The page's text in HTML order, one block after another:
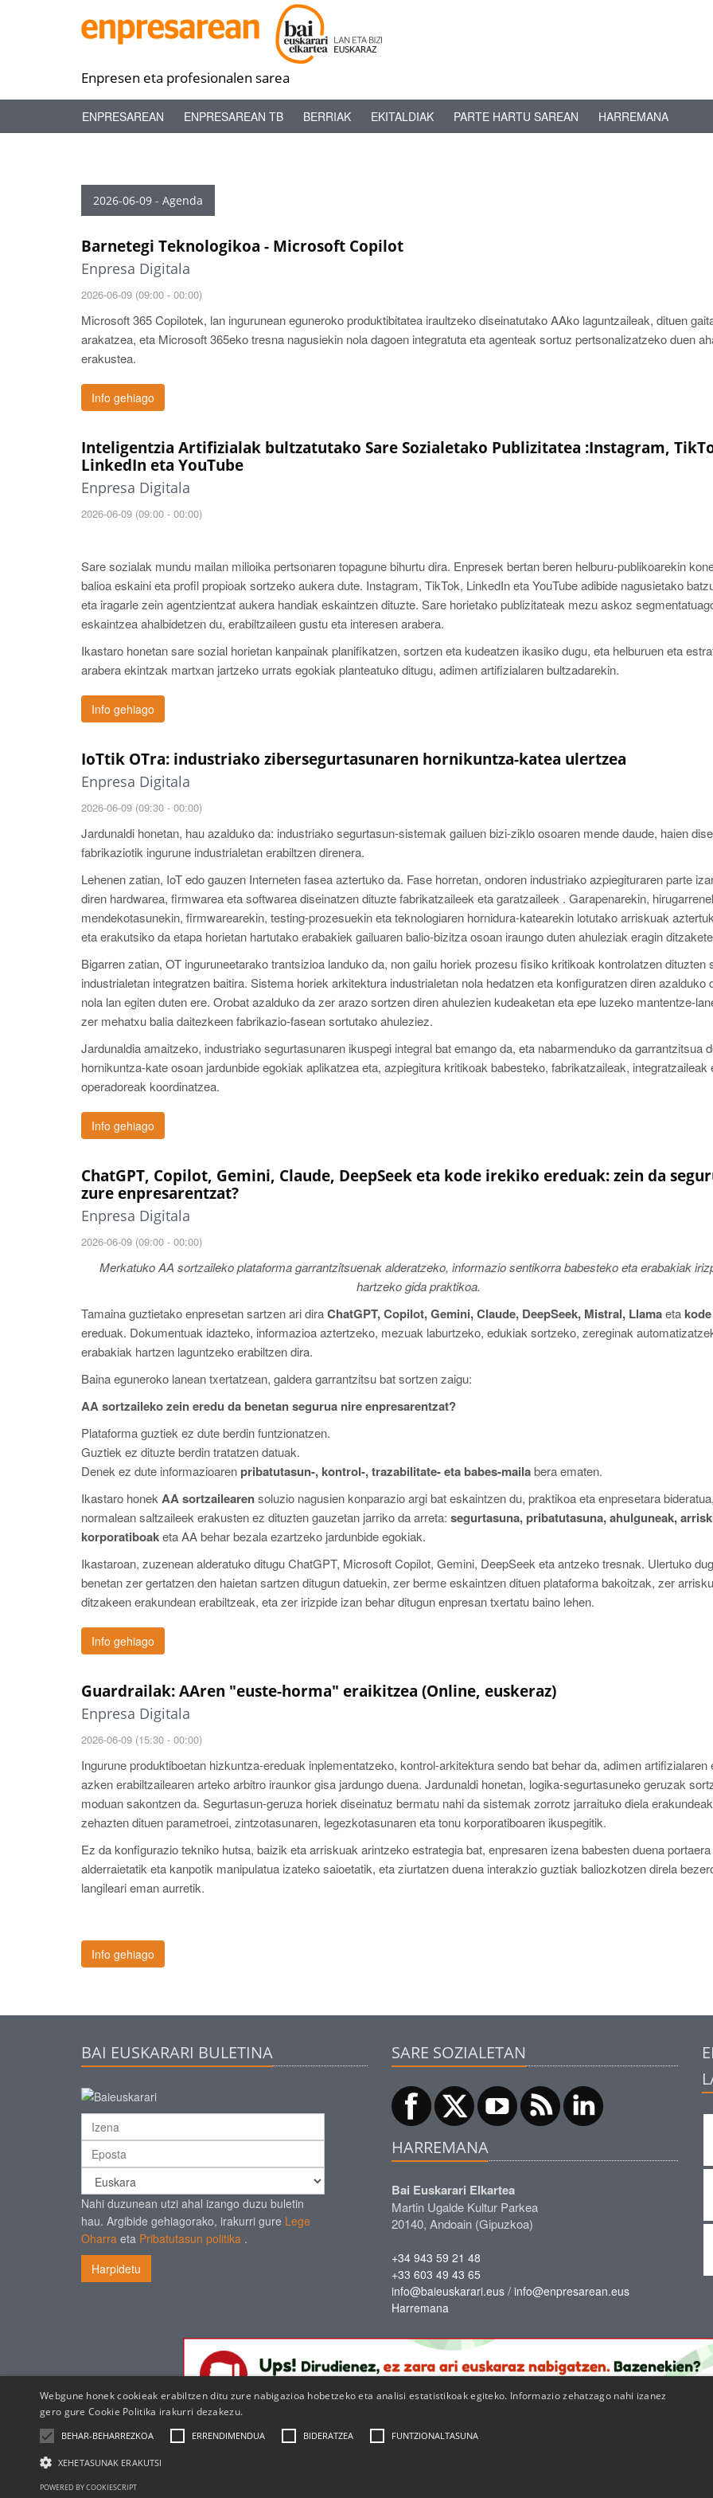
Enpresen eta profesionalen sarea
ENPRESAREAN ENPRESAREAN TB BERRIAK EKITALDIAK PARTE HARTU SAREAN HARREMANA
2026-06-09 - Agenda
Barnetegi Teknologikoa - Microsoft Copilot
Enpresa Digitala
2026-06-09 (09:00 - 00:00)
Microsoft 365 Copilotek, lan ingurunean eguneroko produktibitatea iraultzeko diseinatutako AAko laguntzaileak, dituen
arakatzea, eta Microsoft 365eko tresna nagusiekin nola dagoen integratuta eta agenteak sortuz pertsonalizatzeko duen
erakustea.
Info gehiago
Inteligentzia Artifizialak bultzatutako Sare Sozialetako Publizitatea :Instagram,
LinkedIn eta YouTube
Enpresa Digitala
2026-06-09 (09:00 - 00:00)
Sare sozialak mundu mailan milioika pertsonaren topagune bihurtu dira. Enpresek bertan beren helburu‑publikoarekin
balioa eskaini eta profil propioak sortzeko aukera dute. Instagram, TikTok, LinkedIn eta YouTube adibide nagusietako
eta iragarle zein agentzientzat aukera handiak eskaintzen dituzte. Sare horietako publizitateak mezu askoz
eskaintzea ahalbidetzen du, erabiltzaileen gustu eta interesen arabera.
Ikastaro honetan sare sozial horietan kanpainak planifikatzen, sortzen eta kudeatzen ikasiko dugu, eta helburuen eta
arabera ekintzak martxan jartzeko urrats egokiak planteatuko ditugu, adimen artifizialaren bultzadarekin.
Info gehiago
IoTtik OTra: industriako zibersegurtasunaren hornikuntza-katea ulertzea
Enpresa Digitala
2026-06-09 (09:30 - 00:00)
Jardunaldi honetan, hau azalduko da: industriako segurtasun-sistemak gailuen bizi-ziklo osoaren mende daude, haien
fabrikaziotik ingurune industrialetan erabiltzen direnera.
Lehenen zatian, IoT edo gauzen Interneten fasea aztertuko da. Fase horretan, ondoren industriako azpiegituraren parte
diren hardwarea, firmwarea eta softwarea diseinatzen dituzte fabrikatzaileek eta garatzaileek . Garapenarekin,
mendekotasunekin, firmwarearekin, testing-prozesuekin eta teknologiaren hornidura-katearekin lotutako arriskuak
eta erakutsiko da etapa horietan hartutako erabakiek gailuaren balio-bizitza osoan iraungo duten ahuleziak eragin
Bigarren zatian, OT inguruneetarako trantsizioa landuko da, non gailu horiek prozesu fisiko kritikoak kontrolatzen dituzten
industrialetan integratzen baitira. Sistema horiek arkitektura industrialetan nola hedatzen eta konfiguratzen diren azalduko
nola lan egiten duten ere. Orobat azalduko da zer arazo sortzen diren ahulezien kudeaketan eta epe luzeko mantentze-
zer mehatxu balia daitezkeen fabrikazio-fasean sortutako ahuleziez.
Jardunaldia amaitzeko, industriako segurtasunaren ikuspegi integral bat emango da, eta nabarmenduko da garrantzitsua
hornikuntza-kate osoan jardunbide egokiak aplikatzea eta, azpiegitura kritikoak babesteko, fabrikatzaileak, integratzaileak
operadoreak koordinatzea.
Info gehiago
ChatGPT, Copilot, Gemini, Claude, DeepSeek eta kode irekiko ereduak: zein da
zure enpresarentzat?
Enpresa Digitala
2026-06-09 (09:00 - 00:00)
Merkatuko AA sortzaileko plataforma garrantzitsuenak alderatzeko, informazio sentikorra babesteko eta erabakiak
hartzeko gida praktikoa.
Tamaina guztietako enpresetan sartzen ari diraChatGPT, Copilot, Gemini, Claude, DeepSeek, Mistral, Llamaeta
ereduak. Dokumentuak idazteko, informazioa aztertzeko, mezuak laburtzeko, edukiak sortzeko, zereginak
erabakiak hartzen laguntzeko erabiltzen dira.
Baina eguneroko lanean txertatzean, galdera garrantzitsu bat sortzen zaigu:
AA sortzaileko zein eredu da benetan segurua nire enpresarentzat?
Plataforma guztiek ez dute berdin funtzionatzen.
Guztiek ez dituzte berdin tratatzen datuak.
Denek ez dute informazioarenpribatutasun-, kontrol-, trazabilitate- eta babes-mailabera ematen.
Ikastaro honek AA sortzailearensoluzio nagusien konparazio argi bat eskaintzen du, praktikoa eta enpresetara
normalean saltzaileek erakusten ez dituzten gauzetan jarriko da arreta: segurtasuna, pribatutasuna, ahulguneak,
korporatiboaketa AA behar bezala ezartzeko jardunbide egokiak.
Ikastaroan, zuzenean alderatuko ditugu ChatGPT, Microsoft Copilot, Gemini, DeepSeek eta antzeko tresnak. Ulertuko
benetan zer gertatzen den haietan sartzen ditugun datuekin, zer berme eskaintzen dituen plataforma bakoitzak, zer
ditzakeen erakundean erabiltzeak, eta zer irizpide izan behar ditugun enpresan txertatu baino lehen.
Info gehiago
Guardrailak: AAren "euste-horma" eraikitzea (Online, euskeraz)
Enpresa Digitala
2026-06-09 (15:30 - 00:00)
Ingurune produktiboetan hizkuntza-ereduak inplementatzeko, kontrol-arkitektura sendo bat behar da, adimen artifizialaren
azken erabiltzailearen arteko arbitro iraunkor gisa jardungo duena. Jardunaldi honetan, logika-segurtasuneko geruzak
moduan sakontzen da. Segurtasun-geruza horiek diseinatuz bermatu nahi da sistemak zorrotz jarraituko diela erakundeak
zehazten dituen parametroei, zintzotasunaren, legezkotasunaren eta tonu korporatiboaren ikuspegitik.
Ez da konfigurazio tekniko hutsa, baizik eta arriskuak arintzeko estrategia bat, enpresaren izena babesten duena portaera
alderraietatik eta kanpotik manipulatua izateko saioetatik, eta ziurtatzen duena interakzio guztiak baliozkotzen direla
langileari eman aurretik.
Info gehiago
BAI EUSKARARI BULETINA
Nahi duzunean utzi ahal izango duzu buletin
hau. Argibide gehiagorako, irakurri gure Lege
Oharra eta Pribatutasun politika .
Harpidetu
SARE SOZIALETAN
HARREMANA
Bai Euskarari Elkartea
Martin Ugalde Kultur Parkea
20140, Andoain (Gipuzkoa)
+34 943 59 21 48
+33 603 49 43 65
info@baieuskarari.eus / info@enpresarean.eus
Harremana
Webgune honek cookieak erabiltzen ditu zure nabigazioa hobetzeko eta analisi estatistikoak egiteko. Informazio zehatzago nahi izanez
gero gure Cookie Politika irakurri dezakezu.
BEHAR-BEHARREZKOA ERRENDIMENDUA BIDERATZEA FUNTZIONALTASUNA
XEHETASUNAK ERAKUTSI
POWERED BY COOKIESCRIPT